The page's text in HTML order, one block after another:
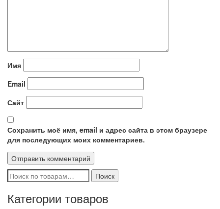
Имя
Email
Сайт
Сохранить моё имя, email и адрес сайта в этом браузере
для последующих моих комментариев.
Искать: Поиск
Категории товаров